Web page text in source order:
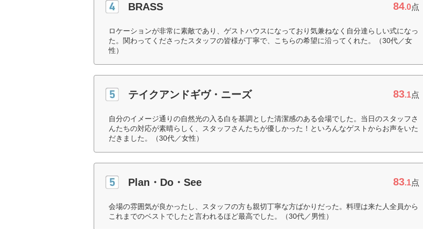
BRASS 84.0点
ロケーションが非常に素敵であり、ゲストハウスになっており気兼ねなく自分達らしい式になっ
た。関わってくださったスタッフの皆様が丁寧で、こちらの希望に沿ってくれた。（30代／女
性）
テイクアンドギヴ・ニーズ 83.1点
自分のイメージ通りの自然光の入る白を基調とした清潔感のある会場でした。当日のスタッフさ
んたちの対応が素晴らしく、スタッフさんたちが優しかった！といろんなゲストからお声をいた
だきました。（30代／女性）
Plan・Do・See 83.1点
会場の雰囲気が良かったし、スタッフの方も親切丁寧な方ばかりだった。料理は来た人全員から
これまでのベストでしたと言われるほど最高でした。（30代／男性）